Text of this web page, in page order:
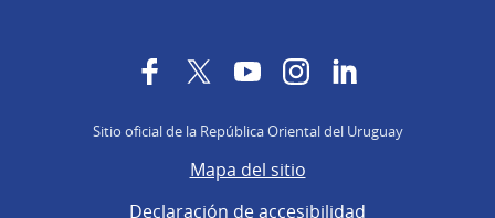
FacebookTwitterYouTubeInstagram
Sitio oficial de la República Oriental del Uruguay
Mapa del sitio
Declaración de accesibilidad